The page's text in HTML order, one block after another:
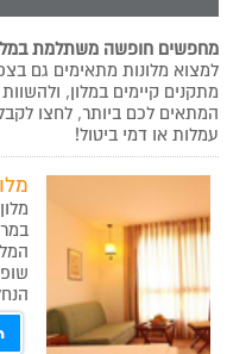
מחפשים חופשה משתלמת
למצוא מלונות מתאימים גם
מתקנים קיימים במלון,
המתאים לכם ביותר, לחצו
עמלות או דמי ביטול!